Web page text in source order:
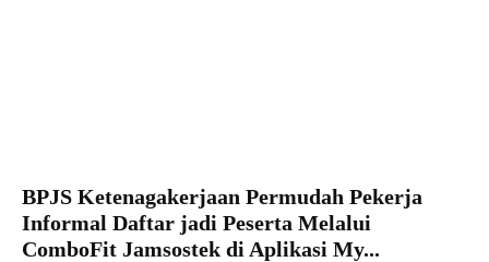
BPJS Ketenagakerjaan Permudah Pekerja
Informal Daftar jadi Peserta Melalui
ComboFit Jamsostek di Aplikasi My...